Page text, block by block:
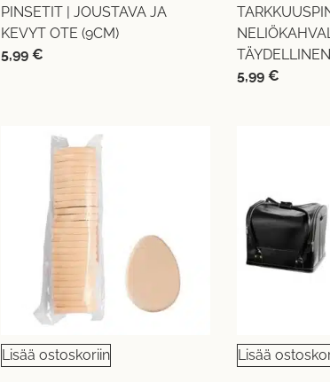
PINSETIT | JOUSTAVA JA
KEVYT OTE (9CM)
5,99€
5,99€
Lisää ostoskoriin Lisää